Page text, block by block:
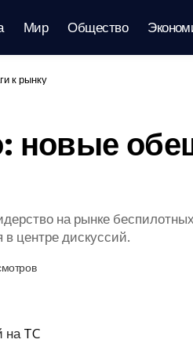
Мир Общество
к рынку
новые
на рынке
в центре дискуссий.
на TC